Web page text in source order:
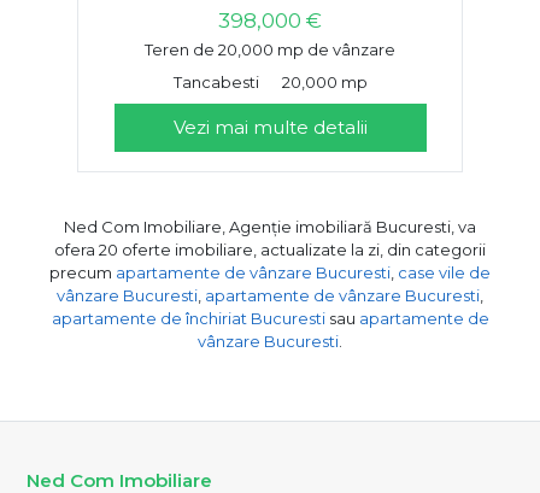
398,000 €
Teren de 20,000 mp de vânzare
Tancabesti
20,000 mp
Vezi mai multe detalii
Ned Com Imobiliare, Agenție imobiliară Bucuresti, va
ofera 20 oferte imobiliare, actualizate la zi, din categorii
precum apartamente de vânzare Bucuresti case vile de
vânzare Bucuresti apartamente de vânzare Bucuresti
apartamente de închiriat Bucurestisau apartamente de
vânzare Bucuresti
Ned Com Imobiliare